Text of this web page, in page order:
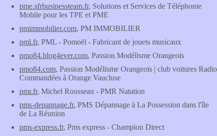
pme.sfrbusinessteam.fr, Solutions et Services de Téléphonie
Mobile pour les TPE et PME
pmimmobilier.com, PM IMMOBILIER
pml.fr, PML - Pomoël - Fabricant de jouets musicaux
pmo84.blog4ever.com, Passion Modélisme Orangeois
pmo84.com, Passion Modélisme Orangeois | club voitures Radio
Commandées à Orange Vaucluse
pmr.fr, Michel Rousseau - PMR Natation
pms-depannage.fr, PMS Dépannage à La Possession dans l'île
de La Réunion
pms-express.fr, Pms express - Champion Direct